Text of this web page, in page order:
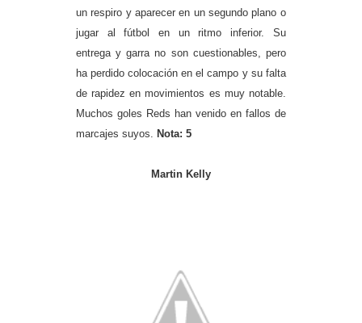
un respiro y aparecer en un segundo plano o
jugar al fútbol en un ritmo inferior. Su
entrega y garra no son cuestionables, pero
ha perdido colocación en el campo y su falta
de rapidez en movimientos es muy notable.
Muchos goles Reds han venido en fallos de
marcajes suyos. Nota: 5
Martin Kelly